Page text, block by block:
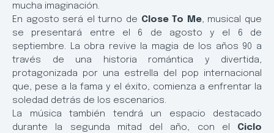
mucha imaginación.
En agosto será el turno de Close To Me, musical que
se presentará entre el 6 de agosto y el 6 de
septiembre. La obra revive la magia de los años 90 a
través de una historia romántica y divertida,
protagonizada por una estrella del pop internacional
que, pese a la fama y el éxito, comienza a enfrentar la
soledad detrás de los escenarios.
La música también tendrá un espacio destacado
durante la segunda mitad del año, con el Ciclo